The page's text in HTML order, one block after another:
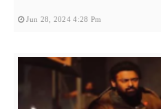
Jun 28, 2024 4:28 Pm